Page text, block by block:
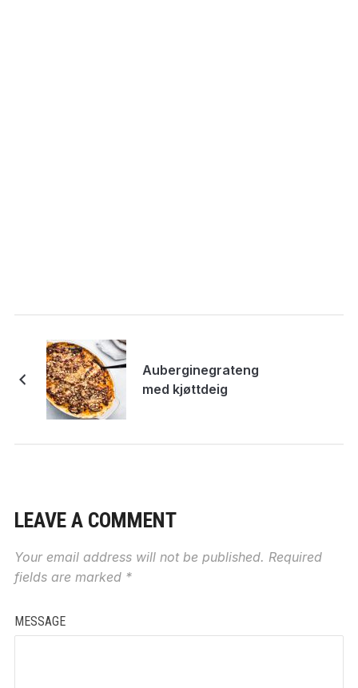
Auberginegrateng
med kjøttdeig
LEAVE A COMMENT
Your email address will not be published. Required
fields are marked *
MESSAGE